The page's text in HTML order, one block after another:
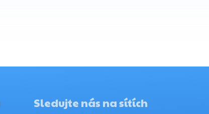
Sledujte nás na sítích